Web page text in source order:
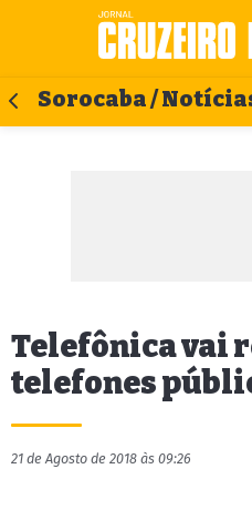
Sorocaba /
Telefônica vai
telefones
21 de Agosto de 2018 às 09:26